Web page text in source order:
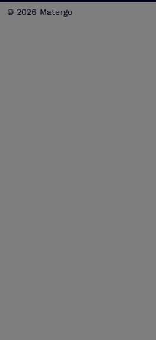
© 2026 Matergo